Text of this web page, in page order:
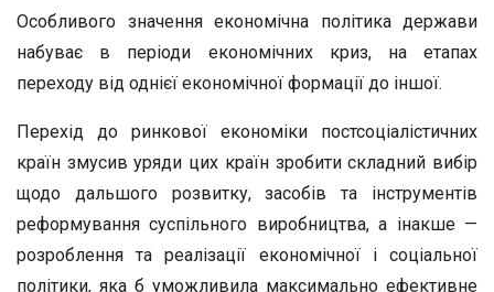
Особливого значення економічна політика держави
набуває в періоди економічних криз, на етапах
переходу від однієї економічної формації до іншої.
Перехід до ринкової економіки постсоціалістичних
країн змусив уряди цих країн зробити складний вибір
щодо дальшого розвитку, засобів та інструментів
реформування суспільного виробництва, а інакше —
розроблення та реалізації економічної і соціальної
політики, яка б уможливила максимально ефективне